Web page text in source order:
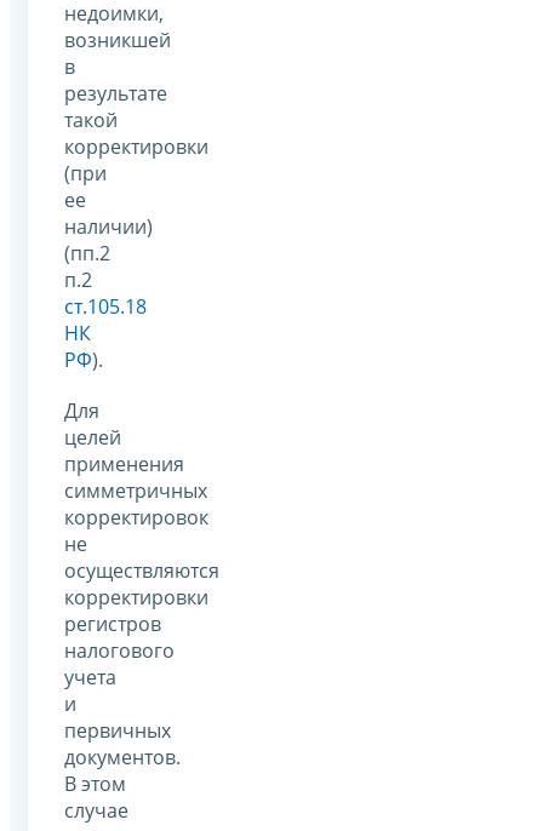
недоимки,
возникшей
в
результате
такой
корректировки
(при
ее
наличии)
(пп.2
п.2
ст.105.18
НК
РФ).
Для
целей
применения
симметричных
корректировок
не
осуществляются
корректировки
регистров
налогового
учета
и
первичных
документов.
В этом
случае